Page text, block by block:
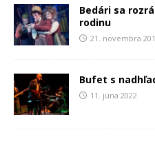
Bedári sa
rodinu
21. novembra
Bufet s
11. júna 2022